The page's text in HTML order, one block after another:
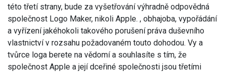
této třetí strany, bude za vyšetřování výhradně odpovědná
společnost Logo Maker, nikoli Apple. , obhajoba, vypořádání
a vyřízení jakéhokoli takového porušení práva duševního
vlastnictví v rozsahu požadovaném touto dohodou. Vy a
tvůrce loga berete na vědomí a souhlasíte s tím, že
společnost Apple a její dceřiné společnosti jsou třetími